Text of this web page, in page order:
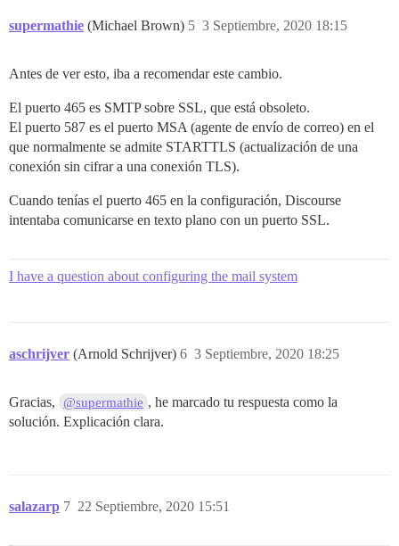
supermathie (Michael Brown) 3 Septiembre, 2020 18:15
5
Antes de ver esto, iba a recomendar este cambio.
El puerto 465 es SMTP sobre SSL, que está obsoleto.
El puerto 587 es el puerto MSA (agente de envío de correo) en el
que normalmente se admite STARTTLS (actualización de una
conexión sin cifrar a una conexión TLS).
Cuando tenías el puerto 465 en la configuración, Discourse
intentaba comunicarse en texto plano con un puerto SSL.
I have a question about configuring the mail system
aschrijver (Arnold Schrijver) 3 Septiembre, 2020 18:25
6
Gracias, @supermathie , he marcado tu respuesta como la
solución. Explicación clara.
salazarp 22 Septiembre, 2020 15:51
7